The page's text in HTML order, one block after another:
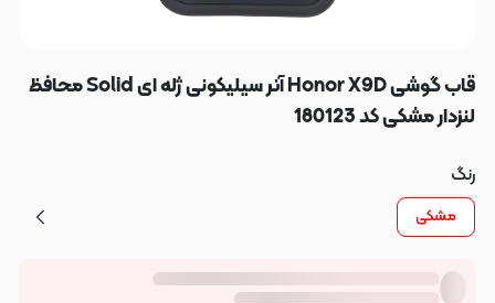
قاب گوشی Honor X9D آنر سیلیکونی ژله ای Solid محافظ
لنزدار مشکی کد 180123
رنگ
مشکی